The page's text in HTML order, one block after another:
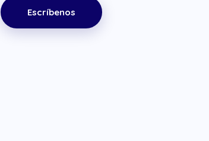
Escríbenos